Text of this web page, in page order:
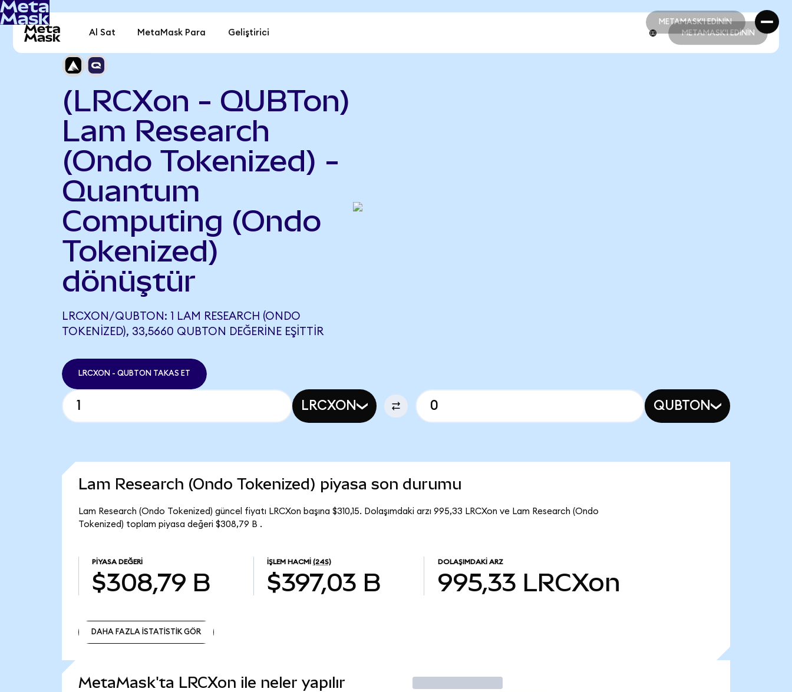
METAMASK'I EDİNİN
METAMASK'I EDİNİN
Al Sat MetaMask Para Geliştirici METAMASK'I EDİNİN
(LRCXon - QUBTon)
Lam Research
(Ondo Tokenized) -
Quantum
Computing (Ondo
Tokenized)
dönüştür
LRCXON/QUBTON: 1 LAM RESEARCH (ONDO
TOKENIZED), 33,5660 QUBTON DEĞERINE EŞITTIR
LRCXON - QUBTON TAKAS ET
LRCXON QUBTON
Lam Research (Ondo Tokenized) piyasa son durumu
Lam Research (Ondo Tokenized) güncel fiyatı LRCXon başına $310,15. Dolaşımdaki arzı 995,33 LRCXon ve Lam Research (Ondo
Tokenized) toplam piyasa değeri $308,79 B .
PIYASA DEĞERI
$308,79 B
İŞLEM HACMI (24S)
$397,03 B
DOLAŞIMDAKI ARZ
995,33 LRCXon
DAHA FAZLA İSTATİSTİK GÖR
MetaMask'ta LRCXon ile neler yapılır İşlem Yap